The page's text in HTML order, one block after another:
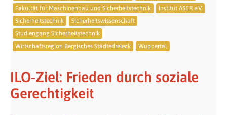
Fakultät für Maschinenbau und Sicherheitstechnik
Institut ASER e.V.
Sicherheitstechnik
Sicherheitswissenschaft
Studiengang Sicherheitstechnik
Wirtschaftsregion Bergisches Städtedreieck
Wuppertal
ILO-Ziel: Frieden durch soziale
Gerechtigkeit